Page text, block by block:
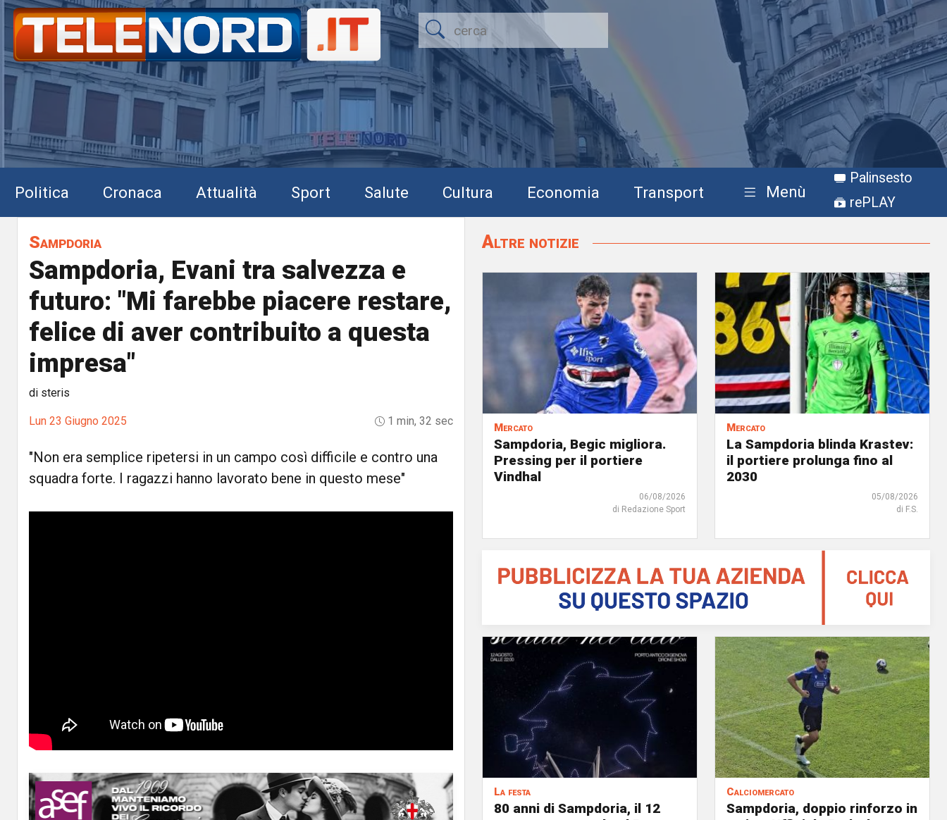
Politica Cronaca Attualità Sport Salute Cultura Economia Transport Menù
Palinsesto
rePLAY
Sampdoria
Sampdoria, Evani tra salvezza e
futuro: "Mi farebbe piacere restare,
felice di aver contribuito a questa
impresa"
di steris
Lun 23 Giugno 2025 1 min, 32 sec
"Non era semplice ripetersi in un campo così difficile e contro una
squadra forte. I ragazzi hanno lavorato bene in questo mese"
Altre notizie
Mercato
Sampdoria, Begic migliora.
Pressing per il portiere
Vindhal
06/08/2026
di Redazione Sport
Mercato
La Sampdoria blinda Krastev:
il portiere prolunga fino al
2030
05/08/2026
di F.S.
La festa
80 anni di Sampdoria, il 12
Calciomercato
Sampdoria, doppio rinforzo in